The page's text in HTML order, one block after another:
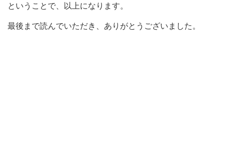
ということで、以上になります。
最後まで読んでいただき、ありがとうございました。